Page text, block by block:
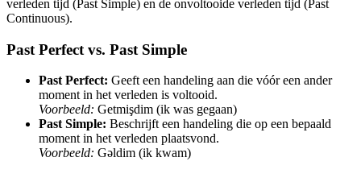
verleden tijd (Past Simple) en de onvoltooide verleden tijd (Past
Continuous).
Past Perfect vs. Past Simple
Past Perfect: Geeft een handeling aan die vóór een ander
moment in het verleden is voltooid.
Voorbeeld: Getmişdim (ik was gegaan)
Past Simple: Beschrijft een handeling die op een bepaald
moment in het verleden plaatsvond.
Voorbeeld: Gəldim (ik kwam)